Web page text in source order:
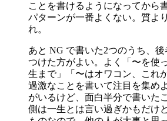
ことを書けるようになってから
パターンが一番よくない。質よ
れ。
あと NG で書いた2つのうち、
つけた方がよい。よく「〜を使
生まで」「〜はオワコン、これ
過激なことを書いて注目を集め
がいるけど、面白半分で書いた
側は一生とは言い過ぎかもだけ